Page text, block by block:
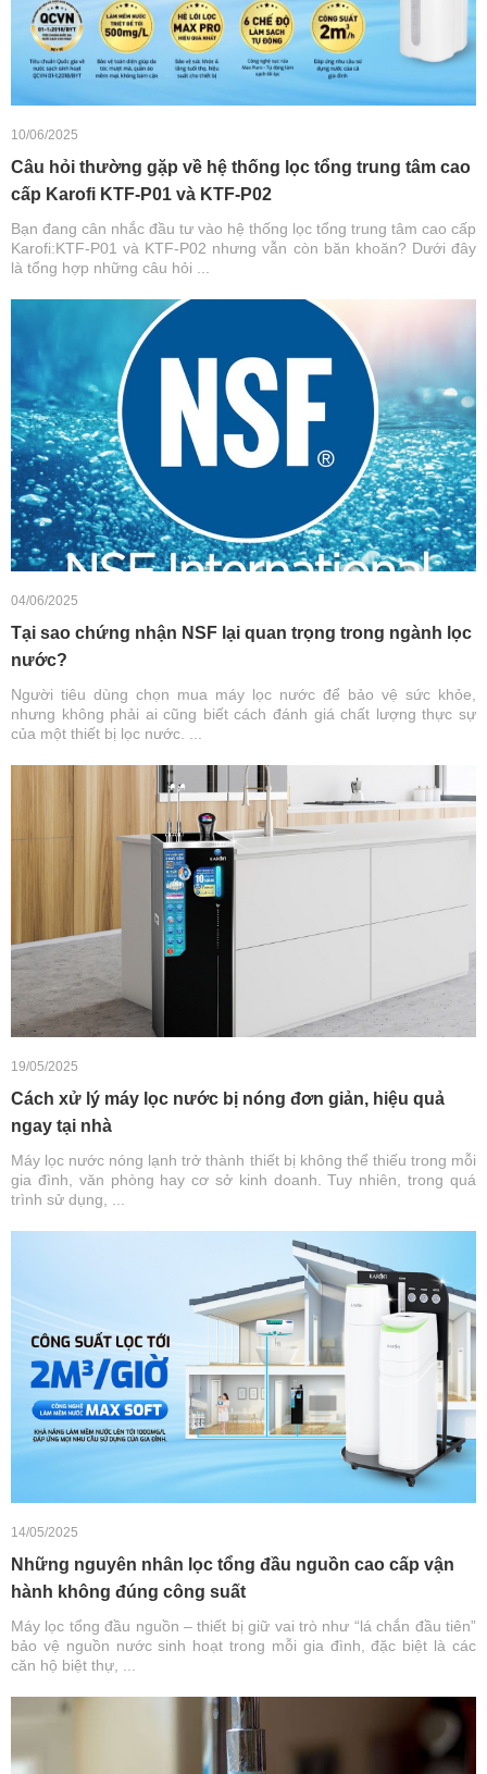
10/06/2025
Câu hỏi thường gặp về hệ thống lọc tổng trung tâm cao
cấp Karofi KTF-P01 và KTF-P02
Bạn đang cân nhắc đầu tư vào hệ thống lọc tổng trung tâm cao cấp
Karofi:KTF-P01 và KTF-P02 nhưng vẫn còn băn khoăn? Dưới đây
là tổng hợp những câu hỏi ...
04/06/2025
Tại sao chứng nhận NSF lại quan trọng trong ngành lọc
nước?
Người tiêu dùng chọn mua máy lọc nước để bảo vệ sức khỏe,
nhưng không phải ai cũng biết cách đánh giá chất lượng thực sự
của một thiết bị lọc nước. ...
19/05/2025
Cách xử lý máy lọc nước bị nóng đơn giản, hiệu quả
ngay tại nhà
Máy lọc nước nóng lạnh trở thành thiết bị không thể thiếu trong mỗi
gia đình, văn phòng hay cơ sở kinh doanh. Tuy nhiên, trong quá
trình sử dụng, ...
14/05/2025
Những nguyên nhân lọc tổng đầu nguồn cao cấp vận
hành không đúng công suất
Máy lọc tổng đầu nguồn – thiết bị giữ vai trò như “lá chắn đầu tiên”
bảo vệ nguồn nước sinh hoạt trong mỗi gia đình, đặc biệt là các
căn hộ biệt thự, ...